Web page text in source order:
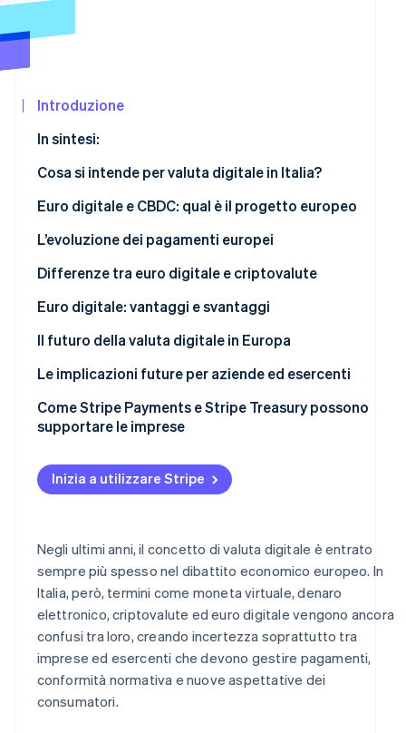
Radar
Costituzione di start-up
Rimozione del carbonio
Identity
Scopri come Stripe sta costruendo l'infrastruttura
Introduzione
In sintesi:
Cosa si intende per valuta digitale in Italia?
Euro digitale e CBDC: qual è il progetto europeo
Euro digitale: come funziona
Quando potrebbe diventare operativo l’euro digitale
Esiste già l’euro digitale?
L’evoluzione dei pagamenti europei
Differenze tra euro digitale e criptovalute
La valuta digitale è uguale alle criptovalute?
Euro digitale: vantaggi e svantaggi
I possibili vantaggi
I possibili svantaggi
Il futuro della valuta digitale in Europa
Le implicazioni future per aziende ed esercenti
Infrastrutture di pagamento più flessibili
Conformità e sicurezza
Esperienza cliente e pagamenti istantanei
Come Stripe Payments e Stripe Treasury possono
supportare le imprese
Stripe Treasury
Inizia a utilizzare Stripe
Negli ultimi anni, il concetto di valuta digitale è entrato
sempre più spesso nel dibattito economico europeo. In
Italia, però, termini come moneta virtuale, denaro
elettronico, criptovalute ed euro digitale vengono ancora
confusi tra loro, creando incertezza soprattutto tra
imprese ed esercenti che devono gestire pagamenti,
conformità normativa e nuove aspettative dei
consumatori.